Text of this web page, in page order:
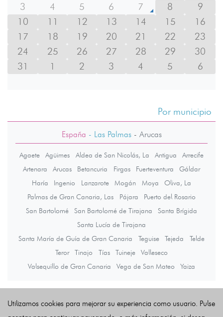
3
4 5 6 7 8
9
10
11 12 13 14 15
16
17
18 19 20 21 22
23
24
25 26 27 28 29
30
31
1 2 3 4 5 6
Por municipio
España - Las Palmas- Arucas
Agaete Agüimes Aldea de San Nicolás, La Antigua
Arrecife
Artenara
Arucas Betancuria Firgas Fuerteventura
Gáldar
Haría
Ingenio Lanzarote Mogán Moya
Oliva, La
Palmas de Gran Canaria, Las
Pájara
Puerto del Rosario
San Bartolomé
San Bartolomé de Tirajana
Santa Brígida
Santa Lucía de Tirajana
Santa María de Guía de Gran Canaria
Teguise Tejeda
Telde
Teror
Tinajo Tías Tuineje
Valleseco
Valsequillo de Gran Canaria
Vega de San Mateo Yaiza
Últimas noticias
Utilizamos cookies para mejorar su experiencia como usuario. Pulse